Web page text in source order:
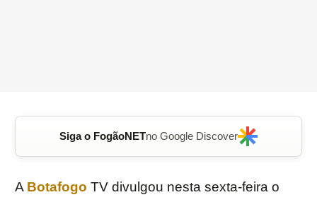
Siga o FogãoNETno Google Discover
A Botafogo TV divulgou nesta sexta-feira o